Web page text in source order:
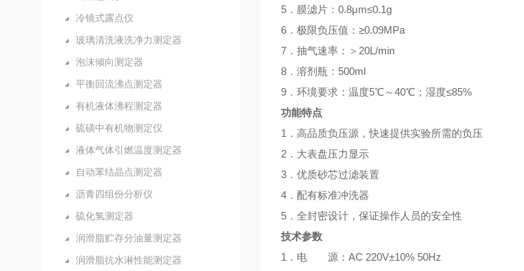
冷镜式露点仪
玻璃清洗液洗净力测定器
泡沫倾向测定器
平衡回流沸点测定器
有机液体沸程测定器
硫磺中有机物测定仪
液体气体引燃温度测定器
自动苯结晶点测定器
沥青四组份分析仪
硫化氢测定器
润滑脂贮存分油量测定器
润滑脂抗水淋性能测定器
5．膜滤片：0.8μm≤0.1g
6．极限负压值：≥0.09MPa
7．抽气速率：＞20L/min
8．溶剂瓶：500ml
9．环境要求：温度5℃～40℃；湿度≤85%
功能特点
1．高品质负压源，快速提供实验所需的负压
2．大表盘压力显示
3．优质砂芯过滤装置
4．配有标准冲洗器
5．全封密设计，保证操作人员的安全性
技术参数
1．电 源：AC 220V±10% 50Hz